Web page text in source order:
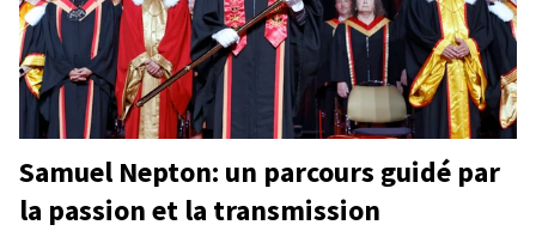
Samuel Nepton: un parcours guidé par
la passion et la transmission